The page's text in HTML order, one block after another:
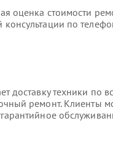
оценка стоимости
по
доставку техники по
ремонт. Клиенты